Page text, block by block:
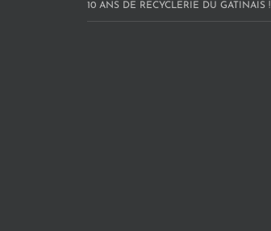
10 ANS DE RECYCLERIE DU GÂTINAIS !